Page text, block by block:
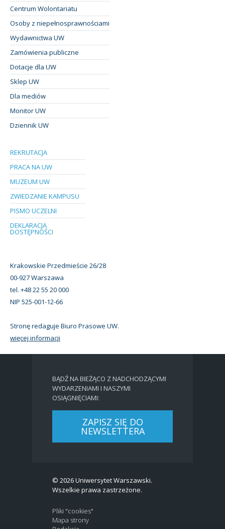
Centrum Wolontariatu
Osoby z niepełnosprawnościami
Wydawnictwa UW
Zamówienia publiczne
Dotacje dla UW
Sklep UW
Dla mediów
Monitor UW
Dziennik UW
REKRUTACJA
PRACA NA UW
MUZEUM UW
ZWIEDZANIE KAMPUSU
PISMO UCZELNI
DEKLARACJA
DOSTĘPNOŚCI
Krakowskie Przedmieście 26/28
00-927 Warszawa
tel. +48 22 55 20 000
NIP 525-001-12-66
Stronę redaguje Biuro Prasowe UW.
więcej informacji
BĄDŹ NA BIEŻĄCO Z NADCHODZĄCYMI
WYDARZENIAMI I NASZYMI
OSIĄGNIĘCIAMI:
ZAPISZ SIĘ DO
NEWSLETTERA
© 2026 Uniwersytet Warszawski.
Wszelkie prawa zastrzeżone.
Pliki "cookies"
Mapa strony